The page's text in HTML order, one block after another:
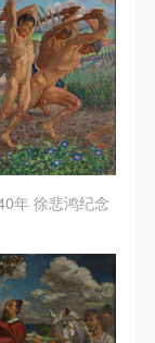
年 徐悲鸿纪念